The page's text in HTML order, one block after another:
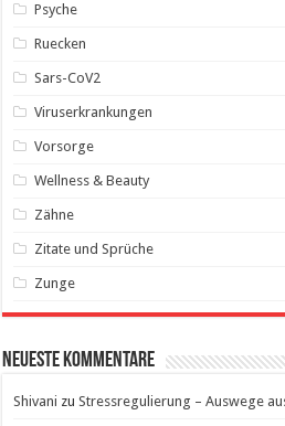
Psyche
Ruecken
Sars-CoV2
Viruserkrankungen
Vorsorge
Wellness & Beauty
Zähne
Zitate und Sprüche
Zunge
Neueste Kommentare
Shivani zuStressregulierung – Auswege